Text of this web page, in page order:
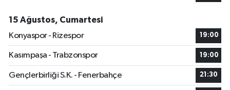
15 Ağustos, Cumartesi
Konyaspor - Rizespor
19:00
Kasımpaşa - Trabzonspor 19:00
Gençlerbirliği S.K. - Fenerbahçe 21:30